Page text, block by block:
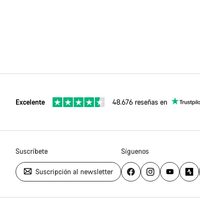
Excelente 48.676 reseñas en
Suscríbete
Suscripción al newsletter
Síguenos